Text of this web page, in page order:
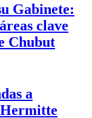
Gabinete:
clave
Chubut
a